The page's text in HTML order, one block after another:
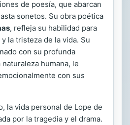
de poesía, que abarcan
sonetos. Su obra poética
, refleja su habilidad para
la tristeza de la vida. Su
con su profunda
humana, le
con sus
la vida personal de Lope de
por la tragedia y el drama.